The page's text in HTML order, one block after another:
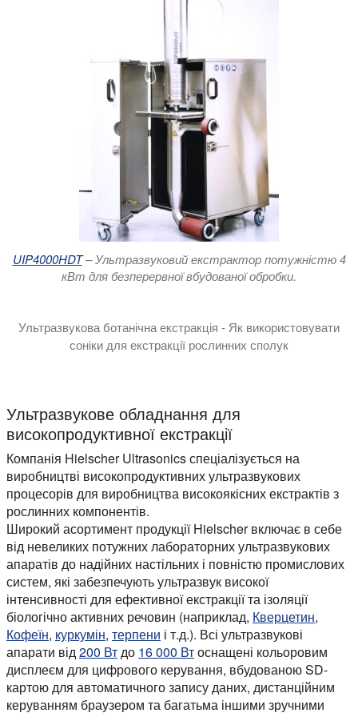
UIP4000HDT– Ультразвуковий екстрактор потужністю 4
кВт для безперервної вбудованої обробки.
Ультразвукова ботанічна екстракція - Як використовувати
соніки для екстракції рослинних сполук
Ультразвукове обладнання для
високопродуктивної екстракції
Компанія Hielscher Ultrasonics спеціалізується на
виробництві високопродуктивних ультразвукових
процесорів для виробництва високоякісних екстрактів з
рослинних компонентів.
Широкий асортимент продукції Hielscher включає в себе
від невеликих потужних лабораторних ультразвукових
апаратів до надійних настільних і повністю промислових
систем, які забезпечують ультразвук високої
інтенсивності для ефективної екстракції та ізоляції
біологічно активних речовин (наприклад, Кверцетин,
Кофеїн, куркумін, терпени і т.д.). Всі ультразвукові
апарати від200 Втдо 16 000 Втоснащені кольоровим
дисплеєм для цифрового керування, вбудованою SD-
картою для автоматичного запису даних, дистанційним
керуванням браузером та багатьма іншими зручними